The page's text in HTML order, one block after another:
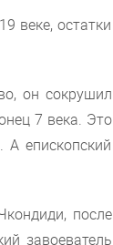
веке, остатки
он сокрушил
7 века. Это
епископский
после
завоеватель